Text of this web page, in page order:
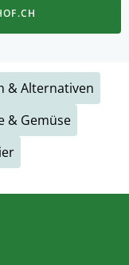
& Alternativen
& Gemüse